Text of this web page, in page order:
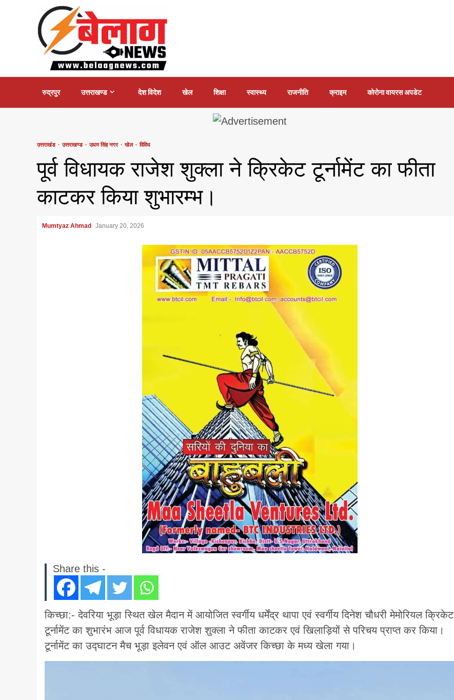
रुद्रपुर उत्तराखण्ड देश विदेश खेल शिक्षा स्वास्थ्य राजनीति क्राइम कोरोना वायरस अपडेट
उत्तराखंड उत्तराखण्ड उधम सिंह नगर खेल विविध
पूर्व विधायक राजेश शुक्ला ने क्रिकेट टूर्नामेंट का फीता
काटकर किया शुभारम्भ।
Mumtyaz Ahmad January 20, 2026
Share this -
किच्छा:- देवरिया भूड़ा स्थित खेल मैदान में आयोजित स्वर्गीय धर्मेंद्र थापा एवं स्वर्गीय दिनेश चौधरी मेमोरियल क्रिकेट
टूर्नामेंट का शुभारंभ आज पूर्व विधायक राजेश शुक्ला ने फीता काटकर एवं खिलाड़ियों से परिचय प्राप्त कर किया।
टूर्नामेंट का उद्घाटन मैच भूड़ा इलेवन एवं ऑल आउट अवेंजर किच्छा के मध्य खेला गया।